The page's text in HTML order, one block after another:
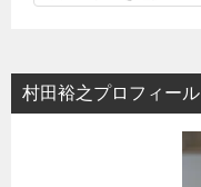
リ
ー
村田裕之プロフィール